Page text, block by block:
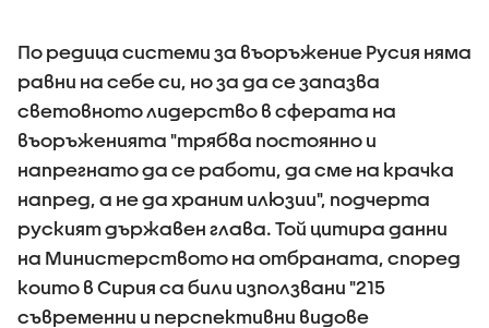
По редица системи за въоръжение Русия няма
равни на себе си, но за да се запазва
световното лидерство в сферата на
въоръженията "трябва постоянно и
напрегнато да се работи, да сме на крачка
напред, а не да храним илюзии", подчерта
руският държавен глава. Той цитира данни
на Министерството на отбраната, според
които в Сирия са били използвани "215
съвременни и перспективни видове